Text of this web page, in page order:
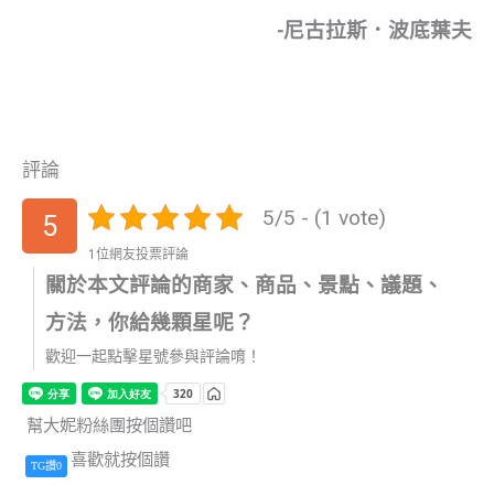
-尼古拉斯．波底葉夫
評論
5 5/5 - (1 vote)
1位網友投票評論
關於本文評論的商家、商品、景點、議題、
方法，你給幾顆星呢？
歡迎一起點擊星號參與評論唷！
幫大妮粉絲團按個讚吧
TG讚0 喜歡就按個讚